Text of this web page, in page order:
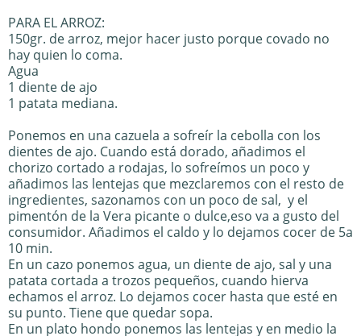
PARA EL ARROZ:
150gr. de arroz, mejor hacer justo porque covado no
hay quien lo coma.
Agua
1 diente de ajo
1 patata mediana.
Ponemos en una cazuela a sofreír la cebolla con los
dientes de ajo. Cuando está dorado, añadimos el
chorizo cortado a rodajas, lo sofreímos un poco y
añadimos las lentejas que mezclaremos con el resto de
ingredientes, sazonamos con un poco de sal, y el
pimentón de la Vera picante o dulce,eso va a gusto del
consumidor. Añadimos el caldo y lo dejamos cocer de 5a
10 min.
En un cazo ponemos agua, un diente de ajo, sal y una
patata cortada a trozos pequeños, cuando hierva
echamos el arroz. Lo dejamos cocer hasta que esté en
su punto. Tiene que quedar sopa.
En un plato hondo ponemos las lentejas y en medio la